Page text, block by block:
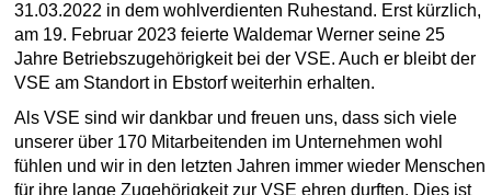
31.03.2022 in dem wohlverdienten Ruhestand. Erst kürzlich,
am 19. Februar 2023 feierte Waldemar Werner seine 25
Jahre Betriebszugehörigkeit bei der VSE. Auch er bleibt der
VSE am Standort in Ebstorf weiterhin erhalten.
Als VSE sind wir dankbar und freuen uns, dass sich viele
unserer über 170 Mitarbeitenden im Unternehmen wohl
fühlen und wir in den letzten Jahren immer wieder Menschen
für ihre lange Zugehörigkeit zur VSE ehren durften. Dies ist